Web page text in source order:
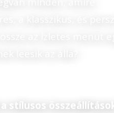
stílusos összeállítások